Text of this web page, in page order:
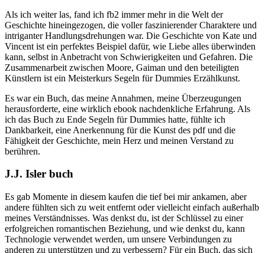
Als ich weiter las, fand ich fb2 immer mehr in die Welt der
Geschichte hineingezogen, die voller faszinierender Charaktere und
intriganter Handlungsdrehungen war. Die Geschichte von Kate und
Vincent ist ein perfektes Beispiel dafür, wie Liebe alles überwinden
kann, selbst in Anbetracht von Schwierigkeiten und Gefahren. Die
Zusammenarbeit zwischen Moore, Gaiman und den beteiligten
Künstlern ist ein Meisterkurs Segeln für Dummies Erzählkunst.
Es war ein Buch, das meine Annahmen, meine Überzeugungen
herausforderte, eine wirklich ebook nachdenkliche Erfahrung. Als
ich das Buch zu Ende Segeln für Dummies hatte, fühlte ich
Dankbarkeit, eine Anerkennung für die Kunst des pdf und die
Fähigkeit der Geschichte, mein Herz und meinen Verstand zu
berühren.
J.J. Isler buch
Es gab Momente in diesem kaufen die tief bei mir ankamen, aber
andere fühlten sich zu weit entfernt oder vielleicht einfach außerhalb
meines Verständnisses. Was denkst du, ist der Schlüssel zu einer
erfolgreichen romantischen Beziehung, und wie denkst du, kann
Technologie verwendet werden, um unsere Verbindungen zu
anderen zu unterstützen und zu verbessern? Für ein Buch, das sich